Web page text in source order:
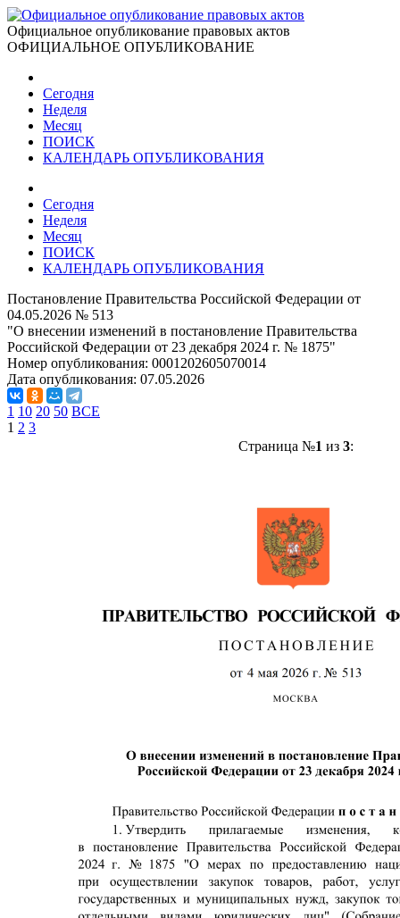
Официальное опубликование правовых актов
ОФИЦИАЛЬНОЕ ОПУБЛИКОВАНИЕ
Сегодня
Неделя
Месяц
ПОИСК
КАЛЕНДАРЬ ОПУБЛИКОВАНИЯ
Сегодня
Неделя
Месяц
ПОИСК
КАЛЕНДАРЬ ОПУБЛИКОВАНИЯ
Постановление Правительства Российской Федерации от
04.05.2026 № 513
"О внесении изменений в постановление Правительства
Российской Федерации от 23 декабря 2024 г. № 1875"
Номер опубликования: 0001202605070014
Дата опубликования: 07.05.2026
1 10 20 50 ВСЕ
1 2 3
Страница №1 из 3: